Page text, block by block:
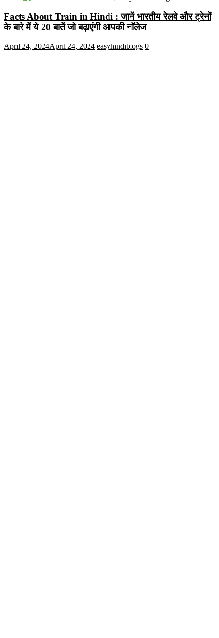
Facts About Train in Hindi : जानें भारतीय रेलवे और ट्रेनों
के बारे में ये 20 बातें जो बढ़ाएंगी आपकी नाॅलेज
April 24, 2024April 24, 2024 easyhindiblogs 0